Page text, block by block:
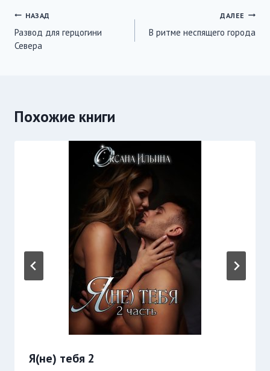
Навигация
по
записям
НАЗАД
Развод для герцогини
Севера
ДАЛЕЕ
В ритме неспящего города
Похожие книги
Я(не) тебя 2